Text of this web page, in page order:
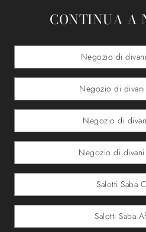
CONTINUA A
Negozio di
Negozio di
Negozio di
Negozio di
Salotti Saba
Salotti Saba